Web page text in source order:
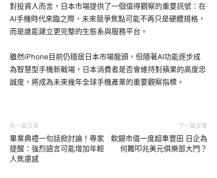
對投資人而言，日本市場提供了一個值得觀察的重要訊號：在
AI手機時代來臨之際，未來競爭焦點可能不再只是硬體規格，
而是誰能建立更完整的生態系與服務平台。
雖然iPhone目前仍穩居日本市場龍頭，但隨著AI功能逐步成
為智慧型手機新戰場，日本消費者是否會維持對蘋果的高度忠
誠度，將成為未來幾年全球手機產業的重要觀察指標。
前一篇文章
畢業典禮一句話掀討論！專家
提醒：強烈語言可能增加年輕
人焦慮感
下一篇文章
軟銀市值一度超車豐田 日企為
何難叩兆美元俱樂部大門？